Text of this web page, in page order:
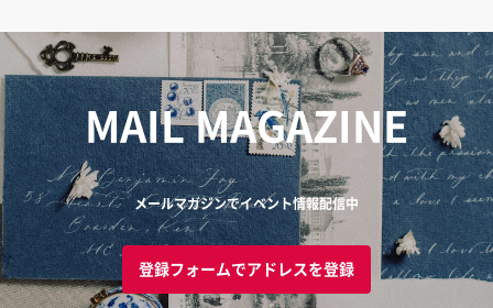
MAIL MAGAZINE
メールマガジンでイベント情報配信中
登録フォームでアドレスを登録